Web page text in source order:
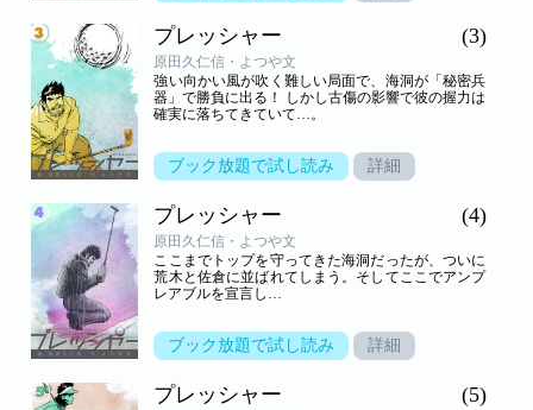
プレッシャー (3)
原田久仁信・よつや文
強い向かい風が吹く難しい局面で、海洞が「秘密兵
器」で勝負に出る！ しかし古傷の影響で彼の握力は
確実に落ちてきていて…。
ブック放題で試し読み 詳細
プレッシャー (4)
原田久仁信・よつや文
ここまでトップを守ってきた海洞だったが、ついに
荒木と佐倉に並ばれてしまう。そしてここでアンプ
レアブルを宣言し…
ブック放題で試し読み 詳細
プレッシャー (5)